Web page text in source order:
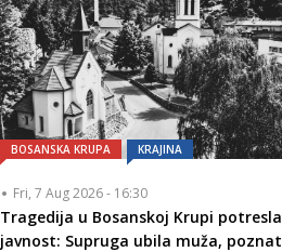
BOSANSKA KRUPA KRAJINA
Fri, 7 Aug 2026 - 16:30
Tragedija u Bosanskoj Krupi potresla
javnost: Supruga ubila muža, poznat